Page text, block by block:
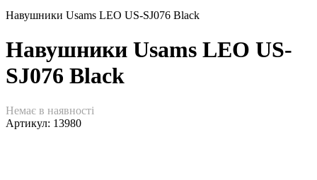
Навушники Usams LEO US-SJ076 Black
Навушники Usams LEO US-
SJ076 Black
Немає в наявності
Артикул: 13980